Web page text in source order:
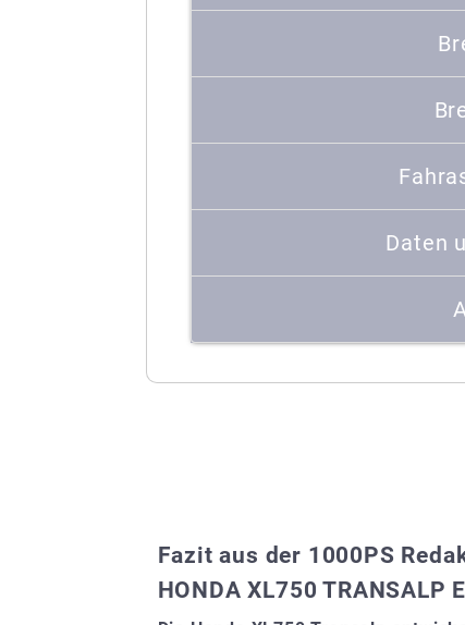
Daten
Fazit aus der 1000PS
HONDA XL750 TRANSALP